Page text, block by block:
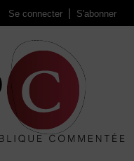
Se connecter S'abonner